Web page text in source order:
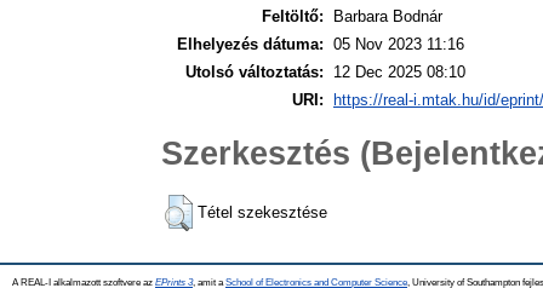
Feltöltő:
Barbara Bodnár
Elhelyezés dátuma: 05 Nov 2023 11:16
Utolsó változtatás:
12 Dec 2025 08:10
URI:
https://real-i.mtak.hu/id/
Szerkesztés
Tétel szekesztése
A REAL-I alkalmazott szoftvere az EPrints 3, amit a School of Electronics and Computer Science , University of Southampton